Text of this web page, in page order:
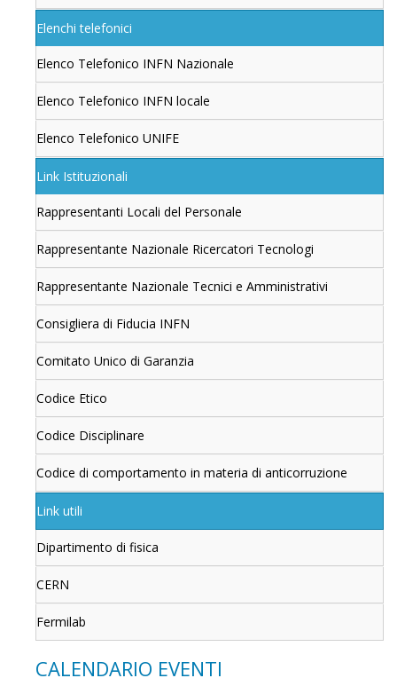
Elenchi telefonici
Elenco Telefonico INFN Nazionale
Elenco Telefonico INFN locale
Elenco Telefonico UNIFE
Link Istituzionali
Rappresentanti Locali del Personale
Rappresentante Nazionale Ricercatori Tecnologi
Rappresentante Nazionale Tecnici e Amministrativi
Consigliera di Fiducia INFN
Comitato Unico di Garanzia
Codice Etico
Codice Disciplinare
Codice di comportamento in materia di anticorruzione
Link utili
Dipartimento di fisica
CERN
Fermilab
CALENDARIO EVENTI